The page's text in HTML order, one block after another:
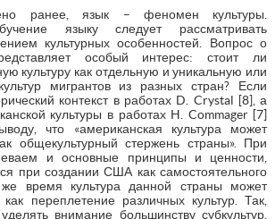
ранее, язык – феномен культуры.
языку следует рассматривать
культурных особенностей. Вопрос о
особый интерес: стоит ли
культуру как отдельную и уникальную или
мигрантов из разных стран? Если
контекст в работах D. Crystal [8], а
культуры в работах H. Commager [7]
что «американская культура может
общекультурный стержень страны». При
и основные принципы и ценности,
при создании США как самостоятельного
же время культура данной страны может
переплетение различных культур. Так,
внимание большинству субкультур,